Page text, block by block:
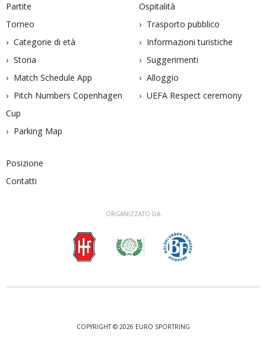
Partite
Torneo
Categorie di età
Storia
Match Schedule App
Pitch Numbers Copenhagen
Cup
Parking Map
Ospitalità
Trasporto pubblico
Informazioni turistiche
Suggerimenti
Alloggio
UEFA Respect ceremony
Posizione
Contatti
ORGANIZZATO DA
COPYRIGHT © 2026 EURO SPORTRING